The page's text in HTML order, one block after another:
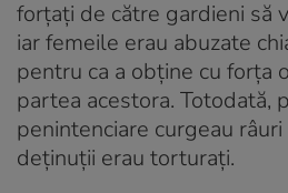
forțați de către gardieni să
iar femeile erau abuzate
pentru ca a obține cu forța
partea acestora. Totodată,
penintenciare curgeau
deținuții erau torturați.